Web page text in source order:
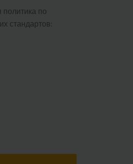
по
стандартов: